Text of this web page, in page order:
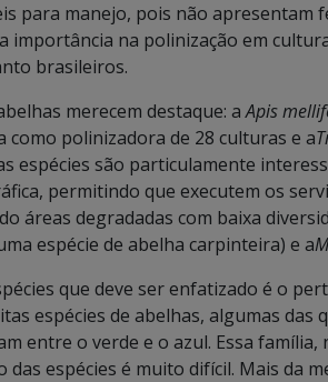
para manejo, pois não apresentam
importância na polinização em
brasileiros.
merecem destaque: aApis
como polinizadora de 28 culturas e a
espécies são particulamente
permitindo que executem os
áreas degradadas com baixa
espécie de abelha carpinteira) e a
que deve ser enfatizado é o
espécies de abelhas, algumas das
entre o verde e o azul. Essa
das espécies é muito difícil. Mais da